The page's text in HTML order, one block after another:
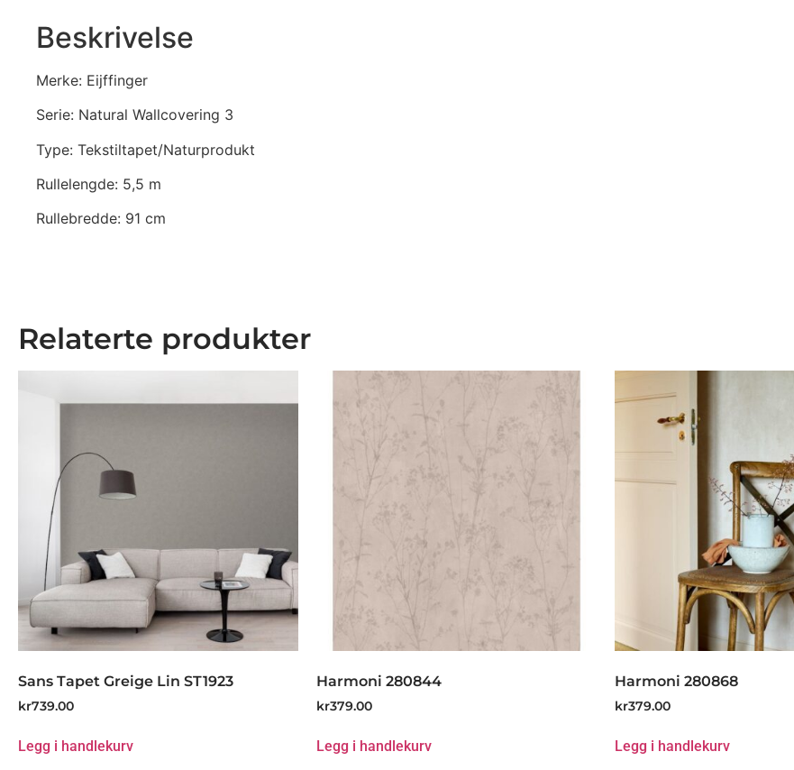
Beskrivelse
Merke: Eijffinger
Serie: Natural Wallcovering 3
Type: Tekstiltapet/Naturprodukt
Rullelengde: 5,5 m
Rullebredde: 91 cm
Relaterte produkter
Sans Tapet Greige Lin ST1923
kr739.00
Legg i handlekurv
Harmoni 280844
kr379.00
Legg i handlekurv
Harmoni 280868
kr379.00
Legg i handlekurv